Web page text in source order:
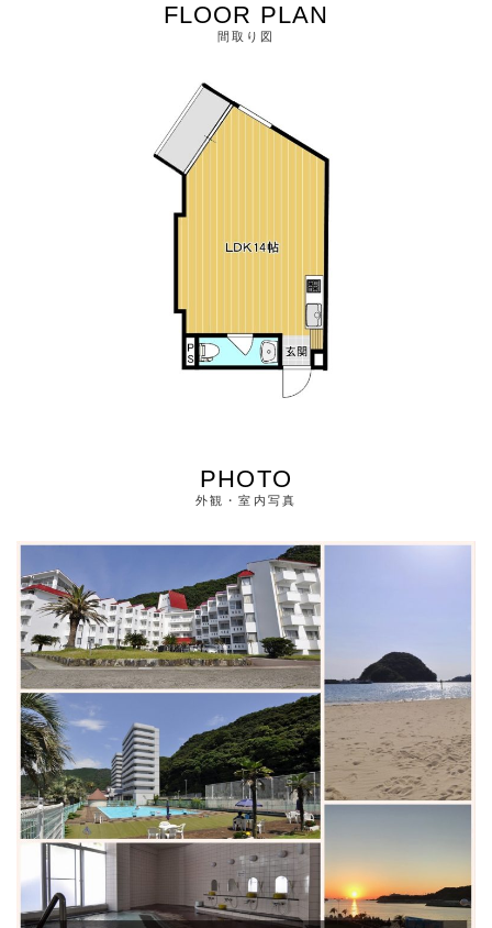
FLOOR PLAN
間取り図
PHOTO
外観・室内写真